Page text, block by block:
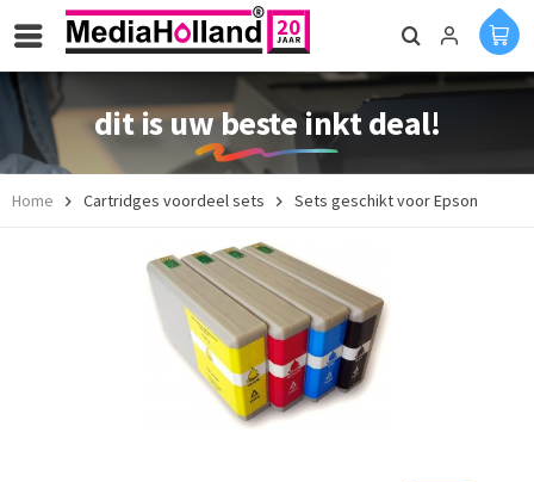
dit is uw beste inkt deal!
Home Cartridges voordeel sets Sets geschikt voor Epson